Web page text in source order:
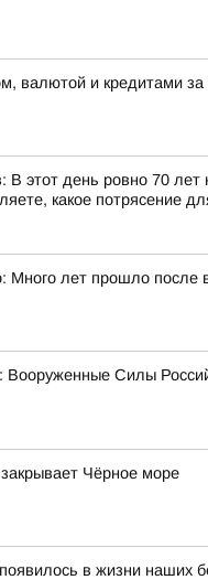
валютой и кредитами
этот день ровно 70 лет
какое потрясение
лет прошло после
Силы
Чёрное море
в жизни наших